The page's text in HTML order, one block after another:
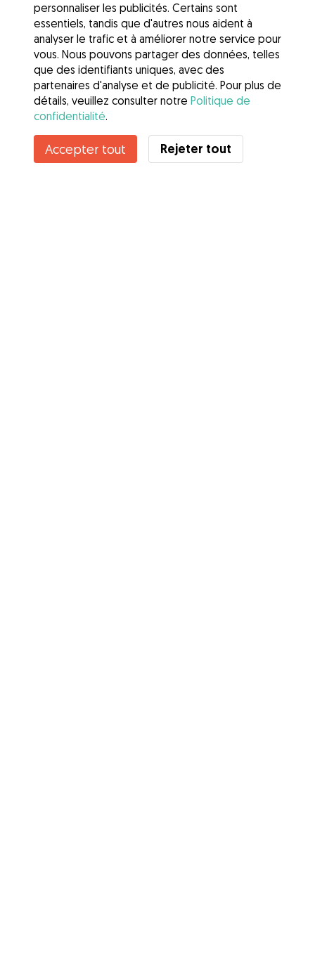
Contacter Angélina
Connaissez-vous les avantages de Gudog ? Voir plus
personnaliser les publicités. Certains sont
essentiels, tandis que d'autres nous aident à
analyser le trafic et à améliorer notre service pour
vous. Nous pouvons partager des données, telles
que des identifiants uniques, avec des
partenaires d'analyse et de publicité. Pour plus de
détails, veuillez consulter notre Politique de
confidentialité.
Accepter tout Rejeter tout